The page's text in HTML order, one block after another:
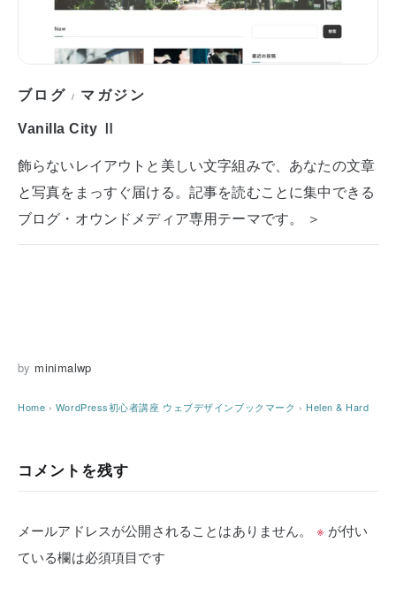
ブログ / マガジン
Vanilla City Ⅱ
飾らないレイアウトと美しい文字組みで、あなたの文章
と写真をまっすぐ届ける。記事を読むことに集中できる
ブログ・オウンドメディア専用テーマです。 ＞
by minimalwp
Home › WordPress初心者講座 ウェブデザインブックマーク › Helen & Hard
コメントを残す
メールアドレスが公開されることはありません。 ※ が付い
ている欄は必須項目です